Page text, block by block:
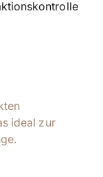
ideal zur